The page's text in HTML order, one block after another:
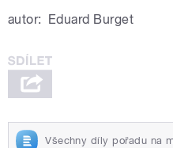
autor: Eduard Burget
Všechny díly pořadu na